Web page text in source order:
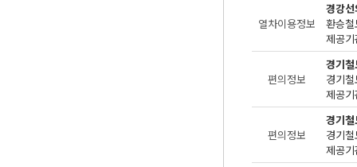
열차이용정보
경강
환승
제공
편의정보
경기
제공
편의정보
경기
제공